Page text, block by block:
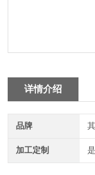
详情介绍
品牌
加工定制